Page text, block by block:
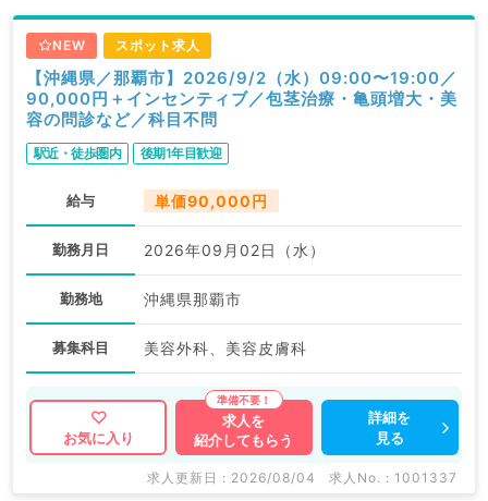
NEW スポット求人
【沖縄県／那覇市】2026/9/2（水）09:00〜19:00／
90,000円＋インセンティブ／包茎治療・亀頭増大・美
容の問診など／科目不問
駅近・徒歩圏内 後期1年目歓迎
給与 単価90,000円
勤務月日 2026年09月02日（水）
勤務地 沖縄県那覇市
募集科目 美容外科、美容皮膚科
お気に入り
求人を
紹介してもらう
詳細を
見る
求人更新日 : 2026/08/04 求人No. : 1001337